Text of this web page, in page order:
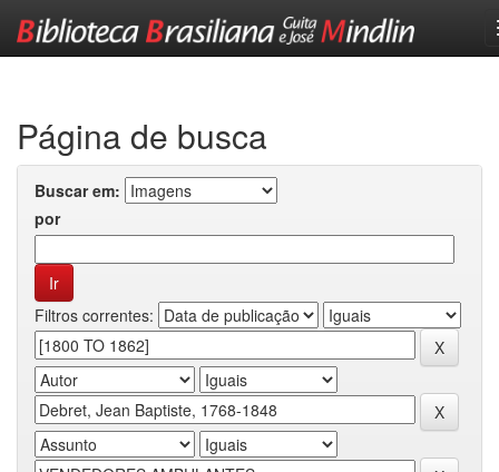
Página de busca
Buscar em:
por
Filtros correntes: